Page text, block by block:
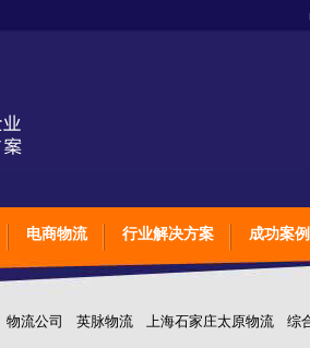
电商物流 行业解决方案 成功案例
物流公司 英脉物流 上海石家庄太原物流 综